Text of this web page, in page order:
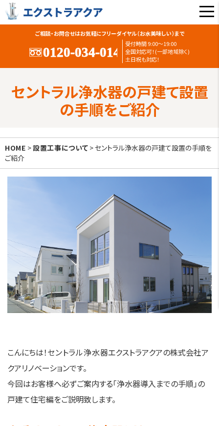
ご相談・お問合せはお気軽にフリーダイヤル（お水美味しい）まで
受付時間 9:00〜19:00
全国対応可！(一部地域除く)
土日祝も対応！
セントラル浄水器の戸建て設置
の手順をご紹介
HOME >設置工事について > セントラル浄水器の戸建て設置の手順を
ご紹介
こんにちは！セントラル浄水器エクストラアクアの株式会社ア
クアリノベーションです。
今回はお客様へ必ずご案内する「浄水器導入までの手順」の
戸建て住宅編をご説明致します。